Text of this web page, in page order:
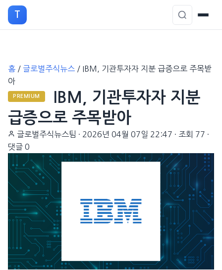
T
홈 / 글로벌주식뉴스 / IBM, 기관투자자 지분 급증으로 주목받
아
PREMIUM
IBM, 기관투자자 지분
급증으로 주목받아
글로벌주식뉴스팀 · 2026년 04월 07일 22:47 · 조회 77 ·
댓글 0